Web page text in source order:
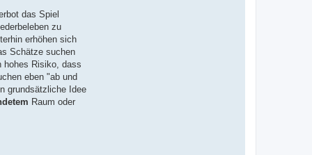
das Spiel
zu
erhöhen sich
Schätze suchen
hohes Risiko, dass
eben "ab und
grundsätzliche Idee
Raum oder